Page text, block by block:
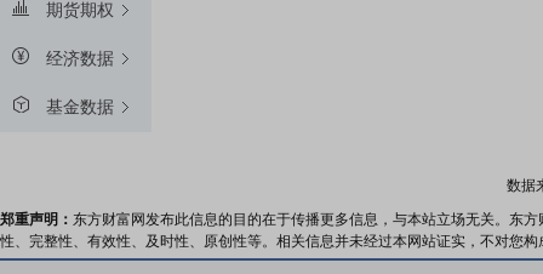
期货期权
经济数据
基金数据
数据
郑重声明： 东方财富网发布此信息的目的在于传播更多信息，与本站立场无关。东
性、完整性、有效性、及时性、原创性等。相关信息并未经过本网站证实，不对您